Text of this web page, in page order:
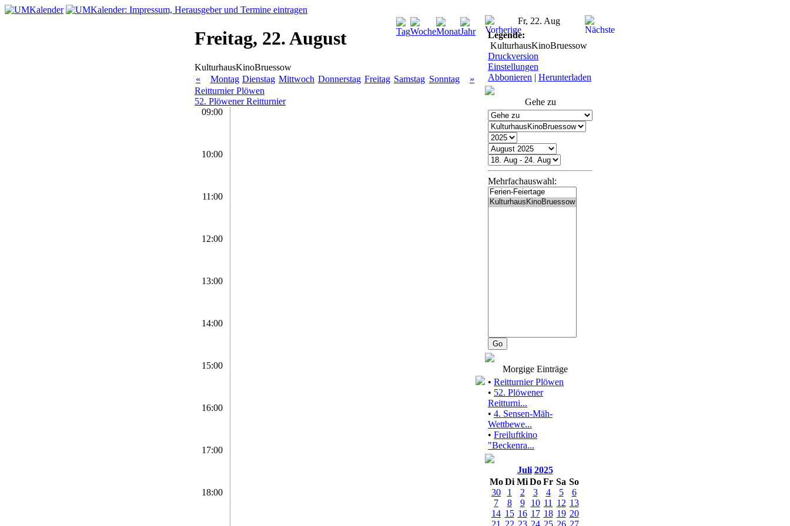
Freitag, 22. August
KulturhausKinoBruessow
«
Montag Dienstag Mittwoch Donnerstag Freitag Samstag Sonntag
»
Reitturnier Plöwen
52. Plöwener Reitturnier
09:00
10:00
11:00
12:00
13:00
14:00
15:00
16:00
17:00
18:00
Fr, 22. Aug
Legende:
KulturhausKinoBruessow
Druckversion
Einstellungen
Abbonieren | Herunterladen
Gehe zu
Mehrfachauswahl:
Morgige Einträge
• Reitturnier Plöwen
• 52. Plöwener
Reitturni...
• 4. Sensen-Mäh-
Wettbewe...
• Freiluftkino
"Beckenra...
Juli 2025
Mo Di MiDo Fr Sa So
30
1 2 3 4 5
6
7
8 9 10 11 12 13
14 15 16 17 18 19 20
21
22 23 24 25 26 27